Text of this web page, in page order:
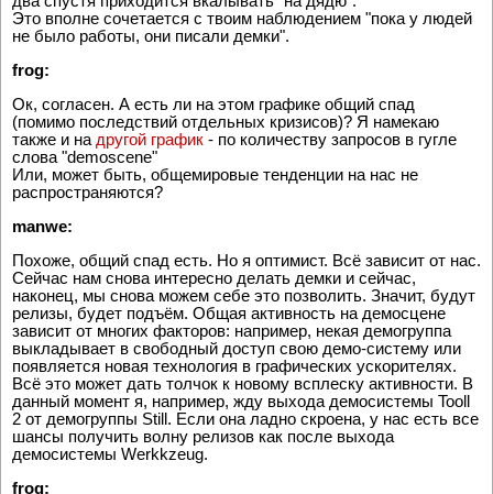
Это вполне сочетается с твоим наблюдением "пока у людей
не было работы, они писали демки".
frog:
Oк, согласен. А есть ли на этом графике общий спад
(помимо последствий отдельных кризисов)? Я намекаю
также и надругой график - по количеству запросов в гугле
слова "demoscene"
Или, может быть, общемировые тенденции на нас не
распространяются?
manwe:
Похоже, общий спад есть. Но я оптимист. Всё зависит от нас.
Сейчас нам снова интересно делать демки и сейчас,
наконец, мы снова можем себе это позволить. Значит, будут
релизы, будет подъём. Общая активность на демосцене
зависит от многих факторов: например, некая демогруппа
выкладывает в свободный доступ свою демо-систему или
появляется новая технология в графических ускорителях.
Всё это может дать толчок к новому всплеску активности. В
данный момент я, например, жду выхода демосистемы Tooll
2 от демогруппы Still. Если она ладно скроена, у нас есть все
шансы получить волну релизов как после выхода
демосистемы Werkkzeug.
frog: